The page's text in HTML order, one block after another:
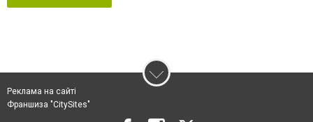
Реклама на сайті
Франшиза "CitySites"